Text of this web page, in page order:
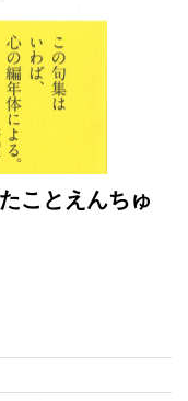
ことえんちゅ